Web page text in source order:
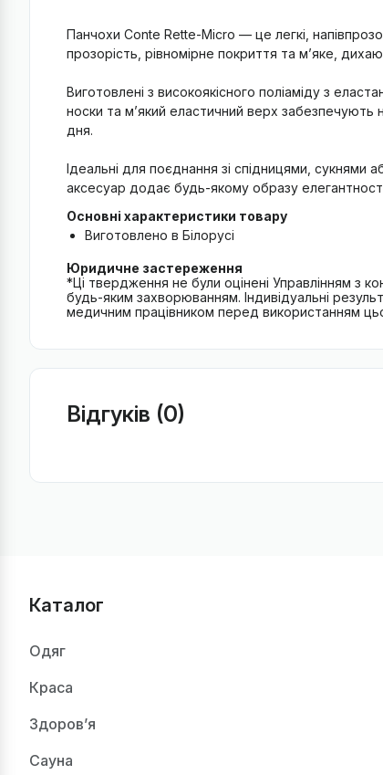
Панчохи Conte Rette-Micro — це легкі,
прозорість, рівномірне покриття та м’яке,
Виготовлені з високоякісного поліаміду з
носки та м’який еластичний верх забезпечують
дня.
Ідеальні для поєднання зі спідницями,
аксесуар додає будь-якому образу
Основні характеристики товару
Виготовлено в Білорусі
Юридичне застереження
*Ці твердження не були оцінені Управлінням з
будь-яким захворюванням. Індивідуальні
медичним працівником перед використанням
Відгуків (0)
Каталог
Одяг
Краса
Здоров’я
Сауна